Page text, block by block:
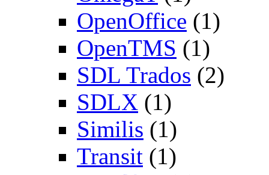
OpenOffice (1)
OpenTMS (1)
SDL Trados (2)
SDLX (1)
Similis (1)
Transit (1)